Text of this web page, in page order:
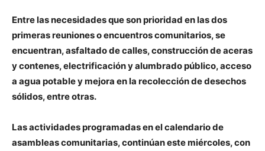
Entre las necesidades que son prioridad en las dos
primeras reuniones o encuentros comunitarios, se
encuentran, asfaltado de calles, construcción de aceras
y contenes, electrificación y alumbrado público, acceso
a agua potable y mejora en la recolección de desechos
sólidos, entre otras.
Las actividades programadas en el calendario de
asambleas comunitarias, continúan este miércoles, con